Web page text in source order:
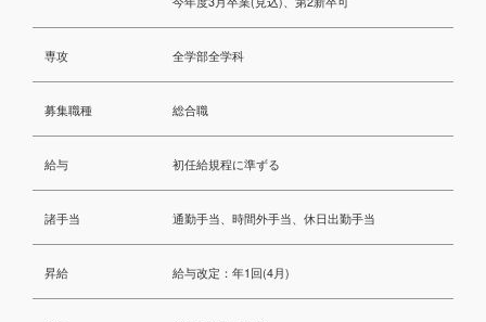
専攻
募集職種
給与
諸手当
昇給
全学部全学科
総合職
初任給規程に準ずる
通勤手当、時間外手当、休日出勤手当
給与改定：年1回(4月)